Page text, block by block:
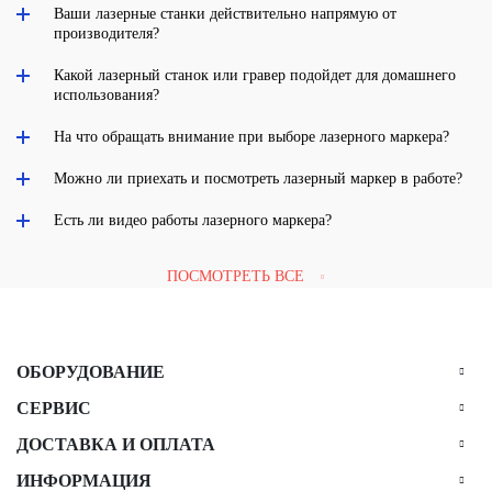
Ваши лазерные станки действительно напрямую от
производителя?
Какой лазерный станок или гравер подойдет для домашнего
использования?
На что обращать внимание при выборе лазерного маркера?
Можно ли приехать и посмотреть лазерный маркер в работе?
Есть ли видео работы лазерного маркера?
ПОСМОТРЕТЬ ВСЕ
ОБОРУДОВАНИЕ
СЕРВИС
ДОСТАВКА И ОПЛАТА
ИНФОРМАЦИЯ